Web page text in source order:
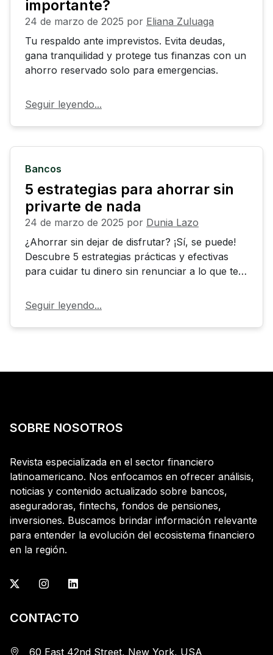
importante?
24 de marzo de 2025 por Eliana Zuluaga
Tu respaldo ante imprevistos. Evita deudas,
gana tranquilidad y protege tus finanzas con un
ahorro reservado solo para emergencias.
Seguir leyendo...
Bancos
5 estrategias para ahorrar sin
privarte de nada
24 de marzo de 2025 por Dunia Lazo
¿Ahorrar sin dejar de disfrutar? ¡Sí, se puede!
Descubre 5 estrategias prácticas y efectivas
para cuidar tu dinero sin renunciar a lo que te
sacrificios y disfrutando del presente mientras
Seguir leyendo...
SOBRE NOSOTROS
Revista especializada en el sector financiero
latinoamericano. Nos enfocamos en ofrecer análisis,
noticias y contenido actualizado sobre bancos,
aseguradoras, fintechs, fondos de pensiones,
inversiones. Buscamos brindar información relevante
para entender la evolución del ecosistema financiero
en la región.
CONTACTO
60 East 42nd Street, New York, USA